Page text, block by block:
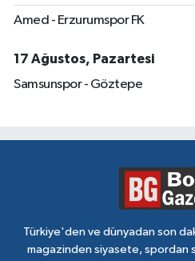
Amed - Erzurumspor FK
17 Ağustos, Pazartesi
Samsunspor - Göztepe
Türkiye'den ve dünyadan son
magazinden siyasete, spordan